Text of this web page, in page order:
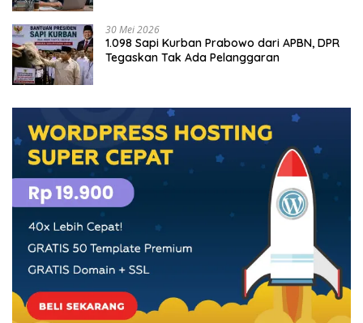
30 Mei 2026
1.098 Sapi Kurban Prabowo dari APBN, DPR
Tegaskan Tak Ada Pelanggaran